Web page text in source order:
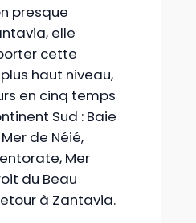
presque
elle
cette
haut niveau,
en cinq temps
Sud : Baie
de Néié,
Mer
du Beau
à Zantavia.